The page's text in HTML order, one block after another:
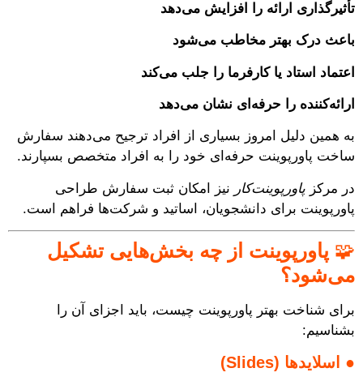
تأثیرگذاری ارائه را افزایش می‌دهد
باعث درک بهتر مخاطب می‌شود
اعتماد استاد یا کارفرما را جلب می‌کند
ارائه‌کننده را حرفه‌ای نشان می‌دهد
به همین دلیل امروز بسیاری از افراد ترجیح می‌دهند سفارش
ساخت پاورپوینت حرفه‌ای خود را به افراد متخصص بسپارند.
در مرکز پاورپوینت‌کار نیز امکان ثبت سفارش طراحی
پاورپوینت برای دانشجویان، اساتید و شرکت‌ها فراهم است.
🧩 پاورپوینت از چه بخش‌هایی تشکیل
می‌شود؟
برای شناخت بهتر پاورپوینت چیست، باید اجزای آن را
بشناسیم:
● اسلایدها (Slides)